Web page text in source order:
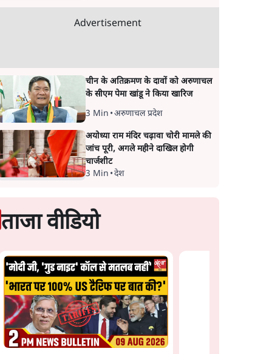
Advertisement
चीन के अतिक्रमण के दावों को अरुणाचल
के सीएम पेमा खांडू ने किया खारिज
3 Min •अरुणाचल प्रदेश
अयोध्या राम मंदिर चढ़ावा चोरी मामले की
जांच पूरी, अगले महीने दाखिल होगी
चार्जशीट
3 Min •देश
ताजा वीडियो